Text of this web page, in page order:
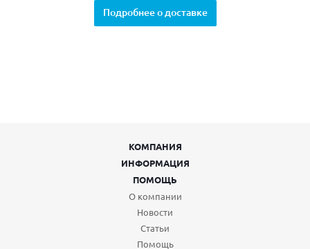
Подробнее о доставке
КОМПАНИЯ
ИНФОРМАЦИЯ
ПОМОЩЬ
О компании
Новости
Статьи
Помощь